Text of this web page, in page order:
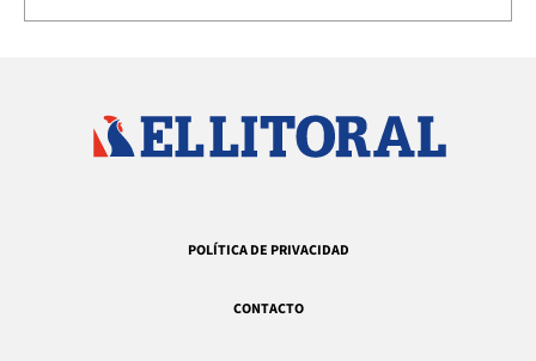
POLÍTICA DE PRIVACIDAD
CONTACTO